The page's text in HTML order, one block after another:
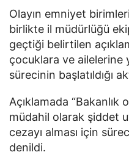
Olayın emniyet
birlikte il müdürlüğü
geçtiği belirtilen
çocuklara ve ailelerine
sürecinin başlatıldığı
Açıklamada “Bakanlık
müdahil olarak şiddet
cezayı alması için
denildi.